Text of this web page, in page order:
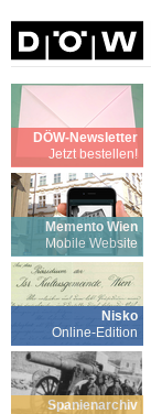
DÖW-Newsletter
Jetzt bestellen!
Memento Wien
Mobile Website
Nisko
Online-Edition
Spanienarchiv